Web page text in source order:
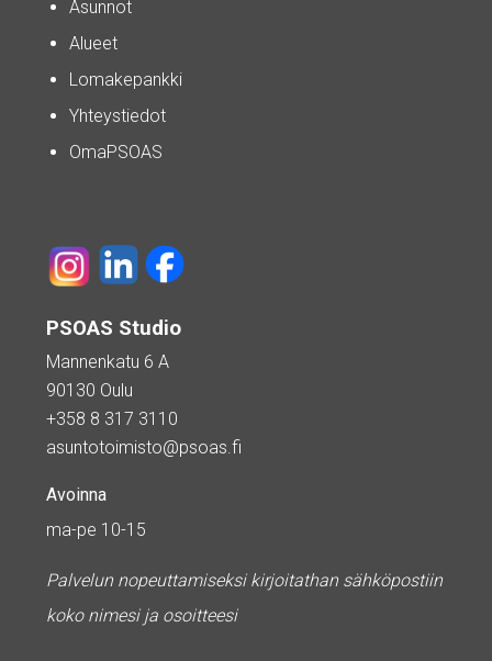
Asunnot
Alueet
Lomakepankki
Yhteystiedot
OmaPSOAS
PSOAS Studio
Mannenkatu 6 A
90130 Oulu
+358 8 317 3110
asuntotoimisto@psoas.fi
Avoinna
ma-pe 10-15
Palvelun nopeuttamiseksi kirjoitathan sähköpostiin
koko nimesi ja osoitteesi